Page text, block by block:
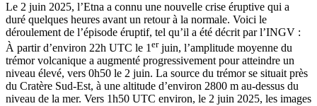
Le 2 juin 2025, l’Etna a connu une nouvelle crise éruptive qui a
duré quelques heures avant un retour à la normale. Voici le
déroulement de l’épisode éruptif, tel qu’il a été décrit par l’INGV :
À partir d’environ 22h UTC le 1 erjuin, l’amplitude moyenne du
trémor volcanique a augmenté progressivement pour atteindre un
niveau élevé, vers 0h50 le 2 juin. La source du trémor se situait près
du Cratère Sud-Est, à une altitude d’environ 2800 m au-dessus du
niveau de la mer. Vers 1h50 UTC environ, le 2 juin 2025, les images